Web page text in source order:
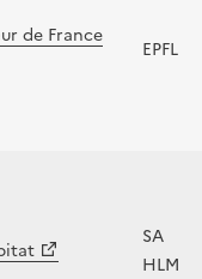
de France
EPFL
SA
HLM